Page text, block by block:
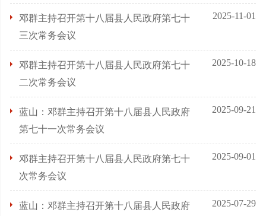
邓群主持召开第十八届县人民政府第七十
三次常务会议
2025-11-01
邓群主持召开第十八届县人民政府第七十
二次常务会议
2025-10-18
蓝山：邓群主持召开第十八届县人民政府
第七十一次常务会议
2025-09-21
邓群主持召开第十八届县人民政府第七十
次常务会议
2025-09-01
蓝山：邓群主持召开第十八届县人民政府
2025-07-29